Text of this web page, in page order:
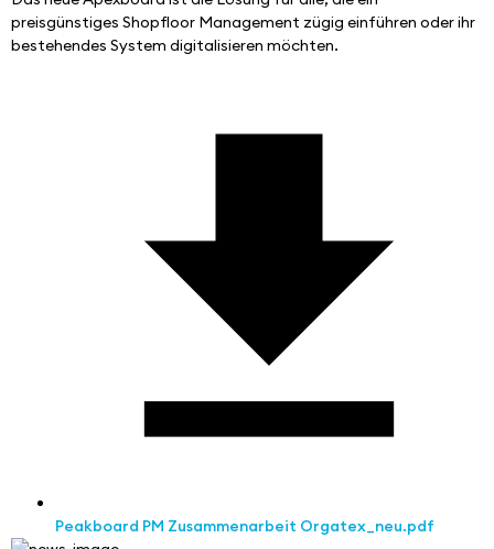
preisgünstiges Shopfloor Management zügig einführen oder ihr
bestehendes System digitalisieren möchten.
Peakboard PM Zusammenarbeit Orgatex_neu.pdf